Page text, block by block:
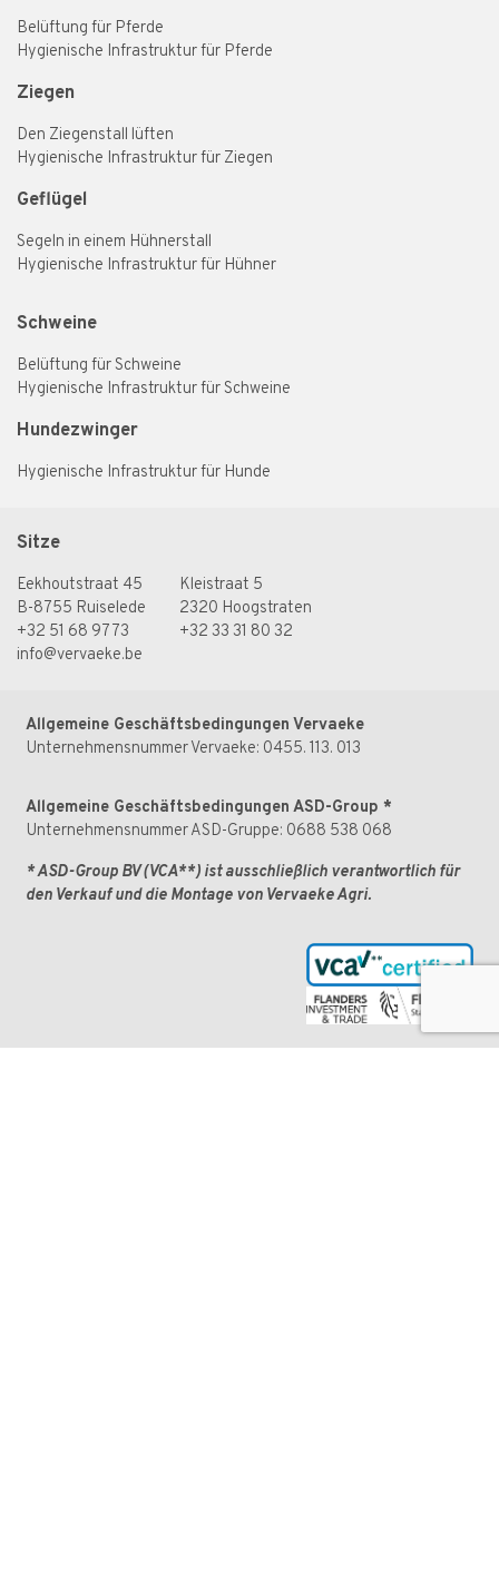
Belüftung für Pferde
Hygienische Infrastruktur für Pferde
Ziegen
Den Ziegenstall lüften
Hygienische Infrastruktur für Ziegen
Geflügel
Segeln in einem Hühnerstall
Hygienische Infrastruktur für Hühner
Schweine
Belüftung für Schweine
Hygienische Infrastruktur für Schweine
Hundezwinger
Hygienische Infrastruktur für Hunde
Sitze
Eekhoutstraat 45
B-8755 Ruiselede
+32 51 68 97 73
info@vervaeke.be
Kleistraat 5
2320 Hoogstraten
+32 33 31 80 32
Allgemeine Geschäftsbedingungen Vervaeke
Unternehmensnummer Vervaeke: 0455. 113. 013
Allgemeine Geschäftsbedingungen ASD-Group *
Unternehmensnummer ASD-Gruppe: 0688 538 068
* ASD-Group BV(VCA**) ist ausschließlich verantwortlich für
den Verkauf und die Montage von Vervaeke Agri.